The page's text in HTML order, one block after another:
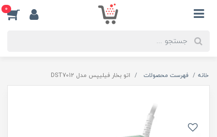
0
خانه فهرست محصولات اتو بخار فیلیپس مدل DST7012